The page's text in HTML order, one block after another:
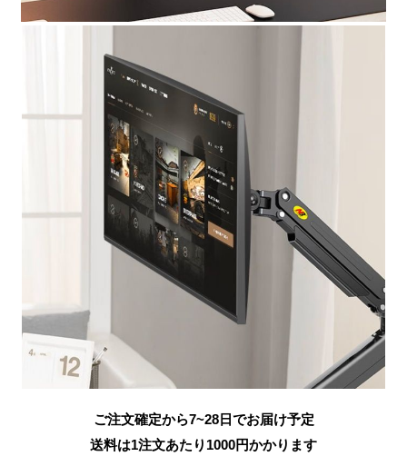
ご注文確定から7~28日でお届け予定
送料は1注文あたり 1000円かかります